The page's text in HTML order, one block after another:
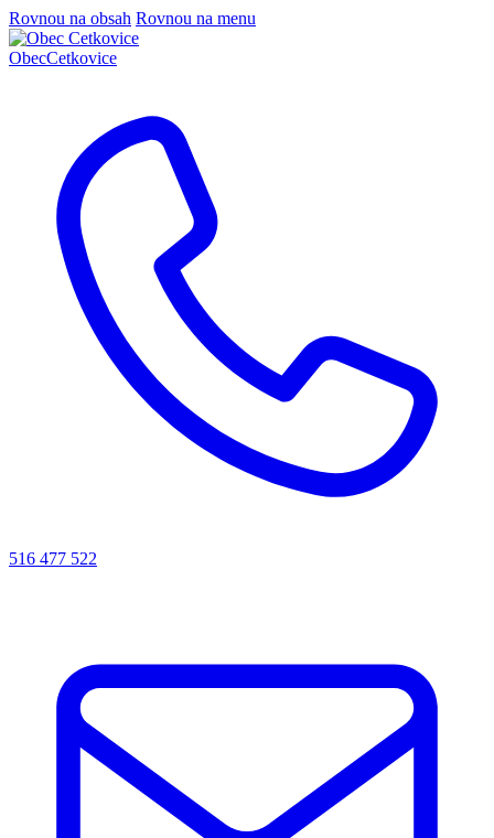
Rovnou na obsah Rovnou na menu
ObecCetkovice
516 477 522